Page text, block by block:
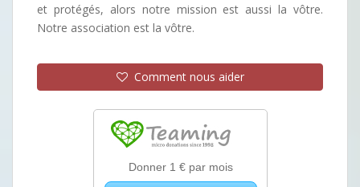
et protégés, alors notre mission est aussi la vôtre.
Notre association est la vôtre.
Comment nous aider